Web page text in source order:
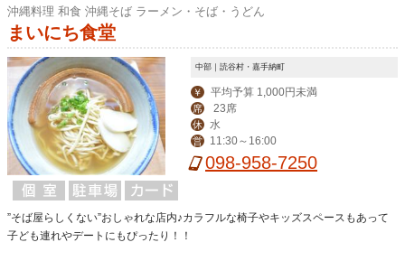
沖縄料理 和食 沖縄そば ラーメン・そば・うどん
まいにち食堂
中部｜読谷村・嘉手納町
￥ 平均予算 1,000円未満
席 23席
休 水
営 11:30～16:00
098-958-7250
”そば屋らしくない”おしゃれな店内♪カラフルな椅子やキッズスペースもあって
子ども連れやデートにもぴったり！！